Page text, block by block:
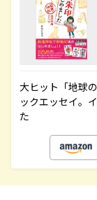
大ヒット「地球
ックエッセイ。
た